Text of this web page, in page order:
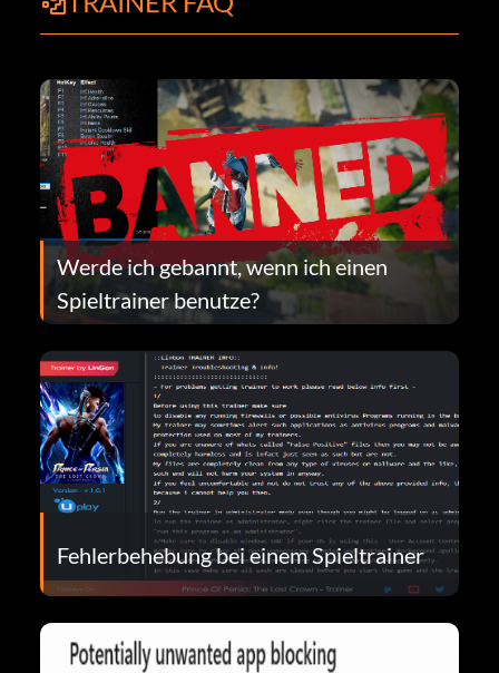
Werde ich gebannt, wenn ich einen
Spieltrainer benutze?
Fehlerbehebung bei einem Spieltrainer